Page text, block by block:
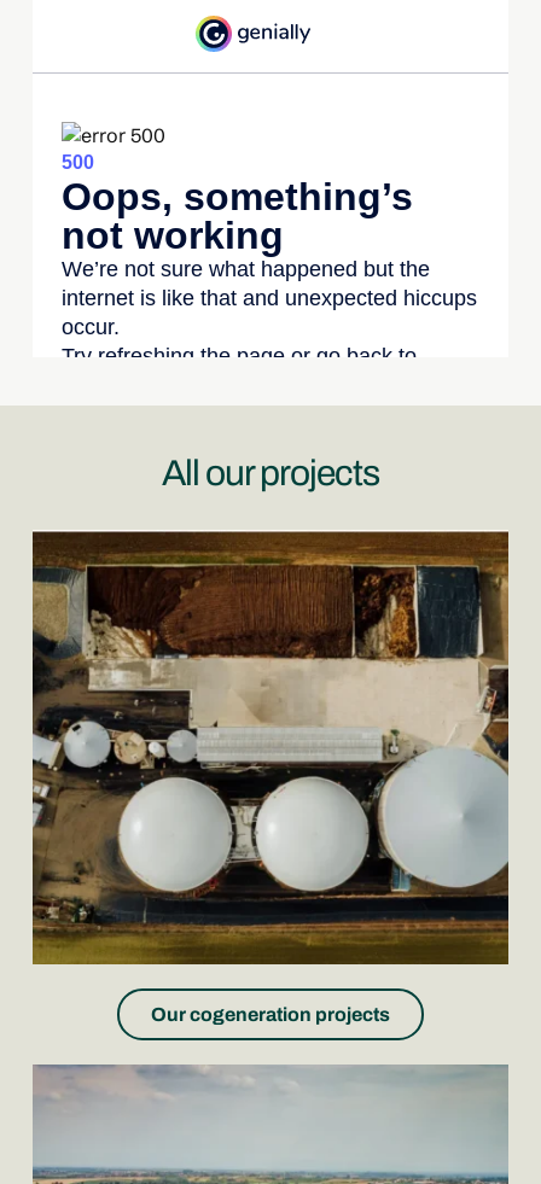
All our projects
Our cogeneration projects